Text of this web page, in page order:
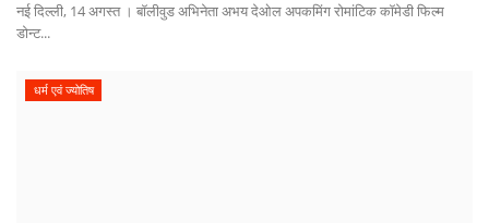
नई दिल्ली, 14 अगस्त । बॉलीवुड अभिनेता अभय देओल अपकमिंग रोमांटिक कॉमेडी फिल्म
डोन्ट...
धर्म एवं ज्योतिष